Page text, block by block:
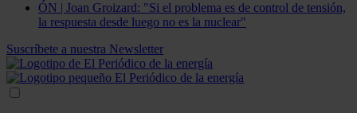
ÓN | Joan Groizard: "Si el problema es de control de tensión,
la respuesta desde luego no es la nuclear"
Suscríbete a nuestra Newsletter